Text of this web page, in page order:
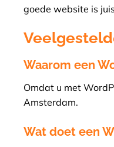
goede website is
Waarom een
Omdat u met
Amsterdam.
Wat doet een